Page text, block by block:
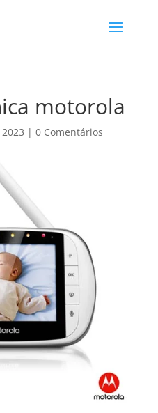
motorola
| 0 Comentários